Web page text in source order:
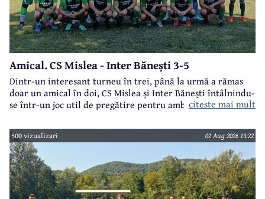
Amical. CS Mislea - Inter Bănești 3-5
Dintr-un interesant turneu în trei, până la urmă a rămas
doar un amical în doi, CS Mislea și Inter Bănești întâlnindu-
se într-un joc util de pregătire pentru ambele formații.
citeste mai mult
500 vizualizari 02 Aug 2026 13:22